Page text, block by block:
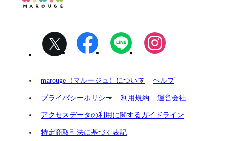
marouge（マルージュ）について ヘルプ
プライバシーポリシー 利用規約 運営会社
アクセスデータの利用に関するガイドライン
特定商取引法に基づく表記